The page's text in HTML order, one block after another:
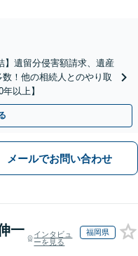
】遺留分侵害額請求、遺産
！他の相続人とのやり取
以上】
メールでお問い合わせ
一
インタビュ
ーを見る
福岡県